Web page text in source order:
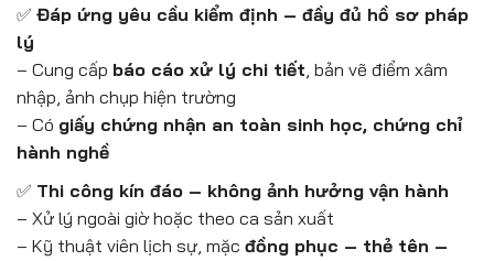
✅ Đáp ứng yêu cầu kiểm định – đầy đủ hồ sơ pháp
lý
– Cung cấp báo cáo xử lý chi tiết, bản vẽ điểm xâm
nhập, ảnh chụp hiện trường
– Có giấy chứng nhận an toàn sinh học, chứng chỉ
hành nghề
✅ Thi công kín đáo – không ảnh hưởng vận hành
– Xử lý ngoài giờ hoặc theo ca sản xuất
– Kỹ thuật viên lịch sự, mặc đồng phục – thẻ tên –